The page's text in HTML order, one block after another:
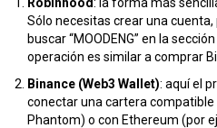
Robinhood: la forma más
Sólo necesitas crear una cuenta,
buscar “MOODENG” en la
operación es similar a comprar
Binance (Web3 Wallet): aquí el
conectar una cartera compatible
Phantom) o con Ethereum (por